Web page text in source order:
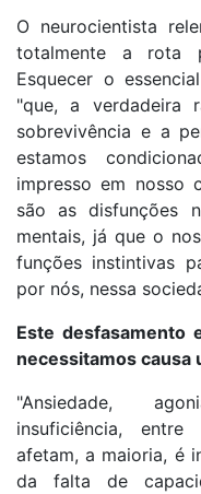
O neurocientista
totalmente a rota
Esquecer o
"que, a verdadeira
sobrevivência e a
estamos
impresso em nosso
são as disfunções
mentais, já que o
funções instintivas
por nós, nessa
Este desfasamento
necessitamos causa
"Ansiedade,
insuficiência,
afetam, a maioria, é
da falta de